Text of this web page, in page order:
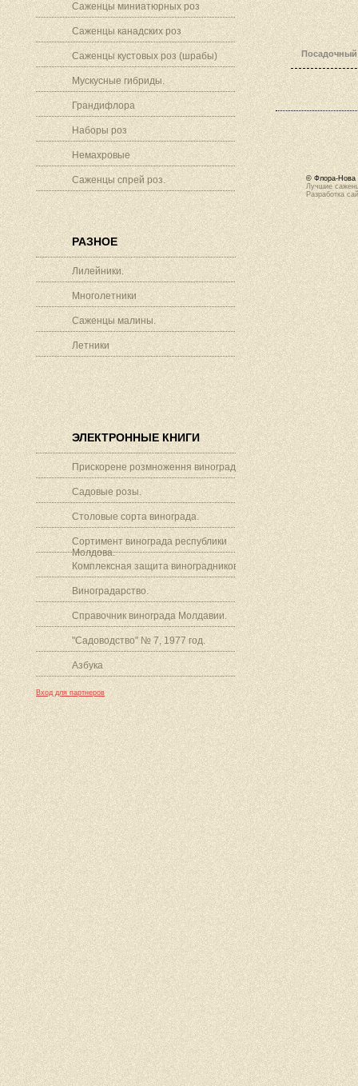
Саженцы миниатюрных роз
Саженцы канадских роз
Саженцы кустовых роз (шрабы)
Мускусные гибриды.
Грандифлора
Наборы роз
Немахровые
Саженцы спрей роз.
РАЗНОЕ
Лилейники.
Многолетники
Саженцы малины.
Летники
ЭЛЕКТРОННЫЕ КНИГИ
Прискорене розмноження винограду.
Садовые розы.
Столовые сорта винограда.
Сортимент винограда республики
Молдова.
Комплексная защита виноградников.
Виноградарство.
Справочник винограда Молдавии.
"Садоводство" № 7, 1977 год.
Азбука
Вход для партнеров
Посадочный
© Флора-Нова
Лучшие
Разработка